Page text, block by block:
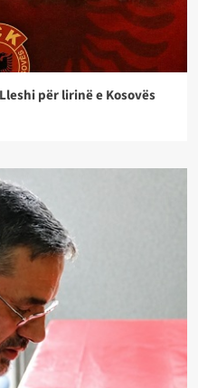
për lirinë e Kosovës